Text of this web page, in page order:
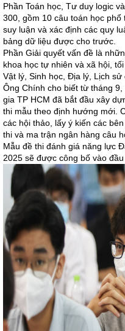
Phần Toán học, Tư duy logic
300, gồm 10 câu toán học
suy luận và xác định các quy
bảng dữ liệu được cho trước.
Phần Giải quyết vấn đề là
khoa học tự nhiên và xã hội,
Vật lý, Sinh học, Địa lý, Lịch sử
Ông Chính cho biết từ tháng
gia TP HCM đã bắt đầu xây
thi mẫu theo định hướng mới.
các hội thảo, lấy ý kiến các
thi và ma trận ngân hàng câu
Mẫu đề thi đánh giá năng lực
2025 sẽ được công bố vào đầu